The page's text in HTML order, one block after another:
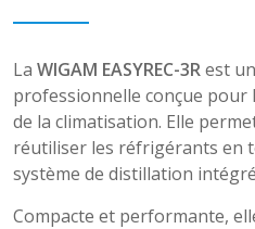
La WIGAM EASYREC-3Rest
professionnelle conçue pour
de la climatisation. Elle
réutiliser les réfrigérants en
système de distillation
Compacte et performante,